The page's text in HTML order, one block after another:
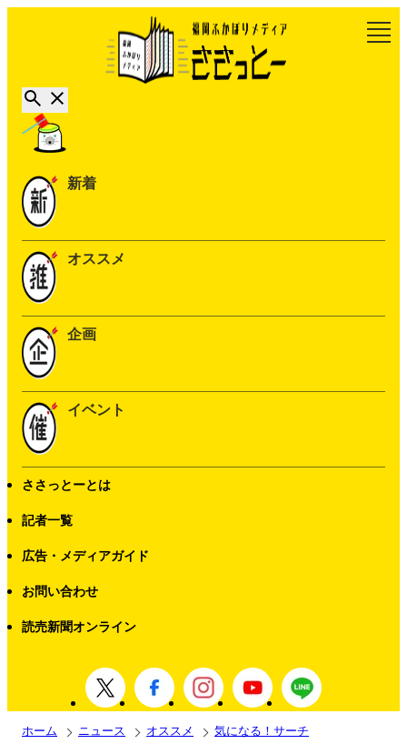
新着
オススメ
企画
イベント
ささっとーとは
記者一覧
広告・メディアガイド
お問い合わせ
読売新聞オンライン
ホーム ニュース オススメ
気になる！サーチ